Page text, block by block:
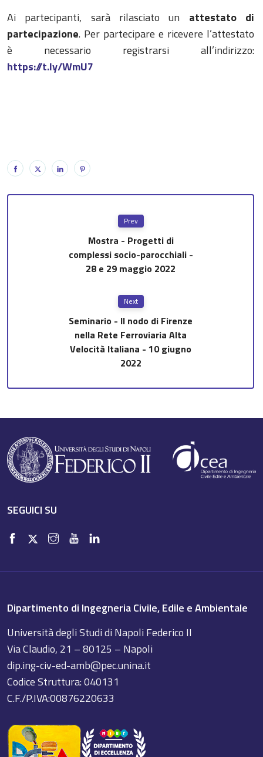
Ai partecipanti, sarà rilasciato un attestato di
partecipazione. Per partecipare e ricevere l’attestato
è necessario registrarsi all’indirizzo:
https://t.ly/WmU7
Prev
Mostra - Progetti di
complessi socio-parocchiali -
28 e 29 maggio 2022
Next
Seminario - Il nodo di Firenze
nella Rete Ferroviaria Alta
Velocità Italiana - 10 giugno
2022
SEGUICI SU
Dipartimento di Ingegneria Civile, Edile e Ambientale
Università degli Studi di Napoli Federico II
Via Claudio, 21 – 80125 – Napoli
dip.ing-civ-ed-amb@pec.unina.it
Codice Struttura: 040131
C.F./P.IVA:00876220633